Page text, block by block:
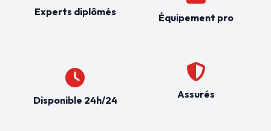
Experts diplômés
Disponible 24h/24
Équipement pro
Assurés